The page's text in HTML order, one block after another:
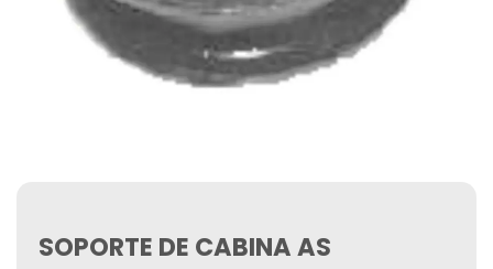
SOPORTE DE CABINA AS